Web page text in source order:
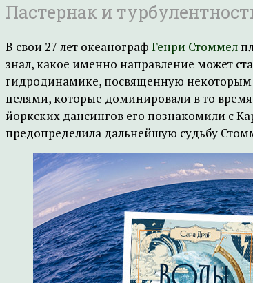
Пастернак и
В свои 27 лет океанограф Генри Стоммел
знал, какое именно направление может
гидродинамике, посвященную некоторым
целями, которые доминировали в то
йоркских дансингов его познакомили с
предопределила дальнейшую судьбу